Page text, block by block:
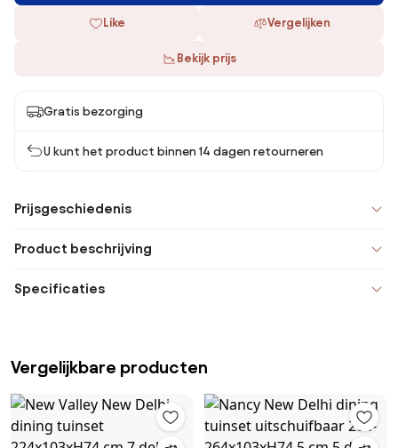
Like Vergelijken
Bekijk prijs
Gratis bezorging
U kunt het product binnen 14 dagen retourneren
Prijsgeschiedenis
Product beschrijving
Specificaties
Vergelijkbare producten